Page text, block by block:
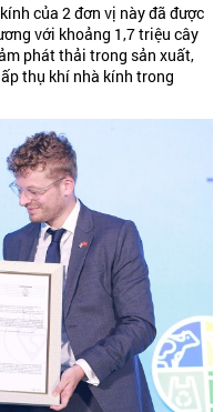
của 2 đơn vị này đã được
với khoảng 1,7 triệu cây
phát thải trong sản xuất,
thụ khí nhà kính trong